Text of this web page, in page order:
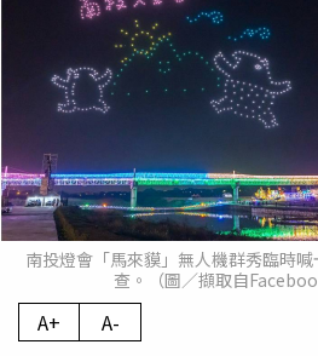
南投燈會「馬來貘」無人機群秀臨時
查。（圖／擷取自
A+ A-